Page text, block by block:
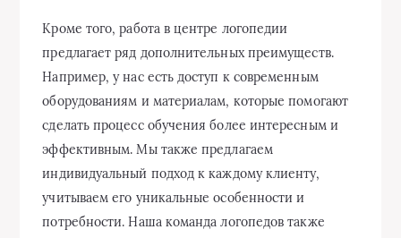
Кроме того, работа в центре логопедии
предлагает ряд дополнительных преимуществ.
Например, у нас есть доступ к современным
оборудованиям и материалам, которые помогают
сделать процесс обучения более интересным и
эффективным. Мы также предлагаем
индивидуальный подход к каждому клиенту,
учитываем его уникальные особенности и
потребности. Наша команда логопедов также